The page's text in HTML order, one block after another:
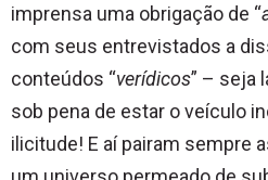
imprensa uma obrigação de “
com seus entrevistados a
conteúdos “verídicos” – seja
sob pena de estar o veículo
ilicitude! E aí pairam sempre